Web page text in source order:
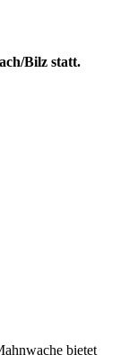
Bilz statt.
bietet